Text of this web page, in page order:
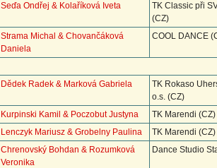
Seďa Ondřej & Kolaříková Iveta
TK Classic při
(CZ)
Strama Michal & Chovančáková
Daniela
COOL DANCE
Dědek Radek & Marková Gabriela
TK Rokaso
o.s. (CZ)
Kurpinski Kamil & Poczobut Justyna
TK Marendi (CZ)
Lenczyk Mariusz & Grobelny Paulina
TK Marendi (CZ)
Chrenovský Bohdan & Rozumková
Veronika
Dance Studio